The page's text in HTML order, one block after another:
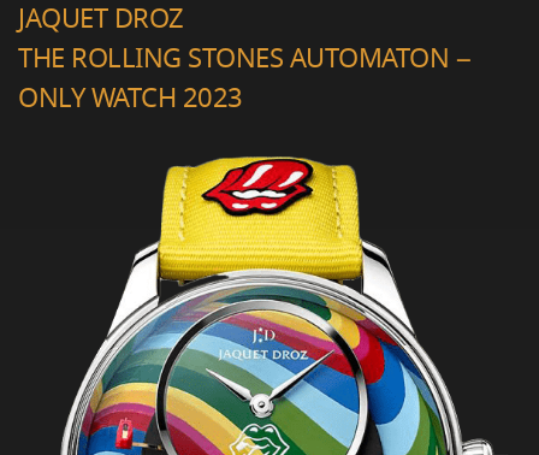
JAQUET DROZ
THE ROLLING STONES AUTOMATON –
ONLY WATCH 2023